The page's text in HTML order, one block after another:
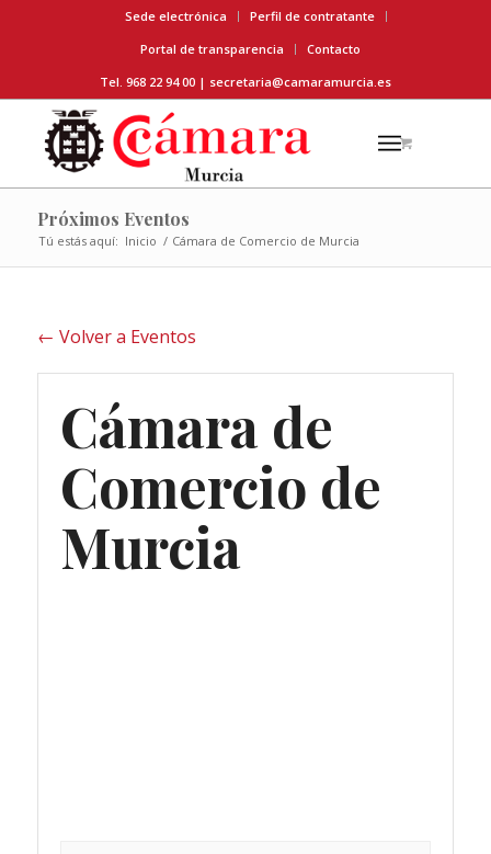
Sede electrónica
Perfil de contratante
Portal de transparencia
Contacto
Tel. 968 22 94 00 | secretaria@camaramurcia.es
Próximos Eventos
Tú estás aquí: Inicio / Cámara de Comercio de Murcia
← Volver a Eventos
Cámara de
Comercio de
Murcia